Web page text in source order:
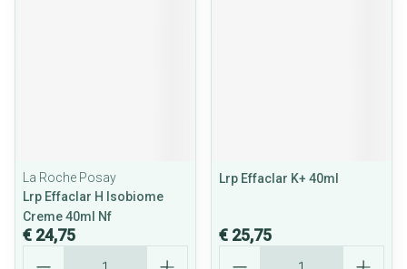
La Roche Posay
Lrp Effaclar H Isobiome
Creme 40ml Nf
€ 24,75
Lrp Effaclar K+ 40ml
€ 25,75